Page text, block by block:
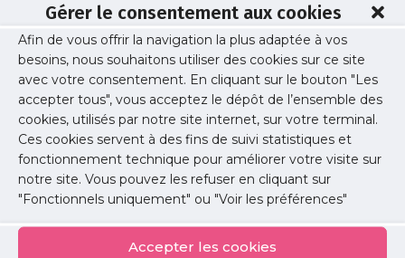
Gérer le consentement aux cookies
Afin de vous offrir la navigation la plus adaptée à vos
besoins, nous souhaitons utiliser des cookies sur ce site
avec votre consentement. En cliquant sur le bouton "Les
accepter tous", vous acceptez le dépôt de l’ensemble des
cookies, utilisés par notre site internet, sur votre terminal.
Ces cookies servent à des fins de suivi statistiques et
fonctionnement technique pour améliorer votre visite sur
notre site. Vous pouvez les refuser en cliquant sur
"Fonctionnels uniquement" ou "Voir les préférences"
Accepter les cookies
Fiscalité des baux et indexation des
loyers
Publié le : 29 avril 2025
Partager cet article :